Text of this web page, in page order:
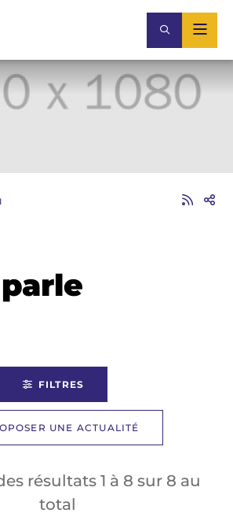
FILTRES
UNE ACTUALITÉ
résultats 1 à 8 sur 8 au
total